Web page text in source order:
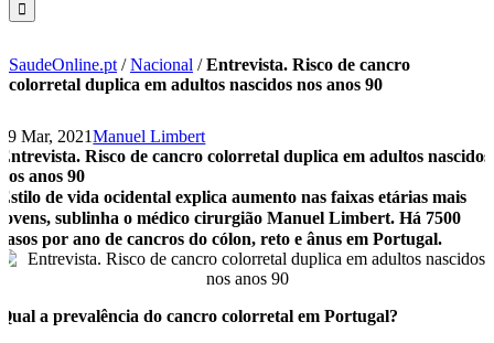
SaudeOnline.pt /Nacional /Entrevista. Risco de cancro
colorretal duplica em adultos nascidos nos anos 90
29 Mar, 2021Manuel Limbert
Entrevista. Risco de cancro colorretal duplica em adultos nascidos
nos anos 90
Estilo de vida ocidental explica aumento nas faixas etárias mais
jovens, sublinha o médico cirurgião Manuel Limbert. Há 7500
casos por ano de cancros do cólon, reto e ânus em Portugal.
Qual a prevalência do cancro colorretal em Portugal?